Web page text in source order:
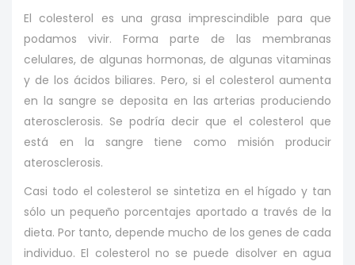
El colesterol es una grasa imprescindible para que
podamos vivir. Forma parte de las membranas
celulares, de algunas hormonas, de algunas vitaminas
y de los ácidos biliares. Pero, si el colesterol aumenta
en la sangre se deposita en las arterias produciendo
aterosclerosis. Se podría decir que el colesterol que
está en la sangre tiene como misión producir
aterosclerosis.
Casi todo el colesterol se sintetiza en el hígado y tan
sólo un pequeño porcentajes aportado a través de la
dieta. Por tanto, depende mucho de los genes de cada
individuo. El colesterol no se puede disolver en agua